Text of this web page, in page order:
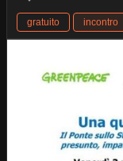
gratuito incontro